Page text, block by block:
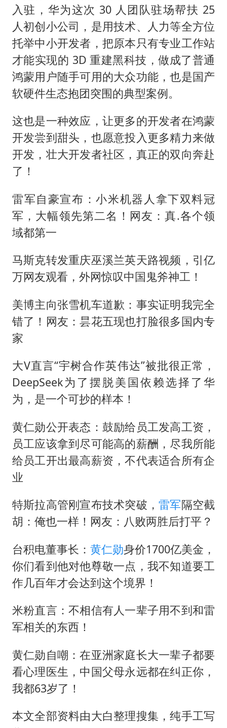
入驻，华为这次 30 人团队驻场帮扶 25
人初创小公司，是用技术、人力等全方位
托举中小开发者，把原本只有专业工作站
才能实现的 3D 重建黑科技，做成了普通
鸿蒙用户随手可用的大众功能，也是国产
软硬件生态抱团突围的典型案例。
这也是一种效应，让更多的开发者在鸿蒙
开发尝到甜头，也愿意投入更多精力来做
开发，壮大开发者社区，真正的双向奔赴
了！
雷军自豪宣布：小米机器人拿下双料冠
军，大幅领先第二名！网友：真.各个领
域都第一
马斯克转发重庆巫溪兰英天路视频，引亿
万网友观看，外网惊叹中国鬼斧神工！
美博主向张雪机车道歉：事实证明我完全
错了！网友：昙花五现也打脸很多国内专
家
大V直言“宇树合作英伟达”被批很正常，
DeepSeek为了摆脱美国依赖选择了华
为，是一个可抄的样本！
黄仁勋公开表态：鼓励给员工发高工资，
员工应该拿到尽可能高的薪酬，尽我所能
给员工开出最高薪资，不代表适合所有企
业
特斯拉高管刚宣布技术突破，雷军隔空截
胡：俺也一样！网友：八败两胜后打平？
台积电董事长： 黄仁勋身价1700亿美金，
你们看到他对他尊敬一点，我不知道要工
作几百年才会达到这个境界！
米粉直言：不相信有人一辈子用不到和雷
军相关的东西！
黄仁勋自嘲：在亚洲家庭长大一辈子都要
看心理医生，中国父母永远都在纠正你，
我都63岁了！
本文全部资料由大白整理搜集，纯手工写